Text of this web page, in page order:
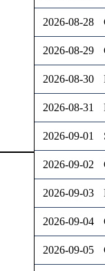
2026-08-28
2026-08-29
2026-08-30
2026-08-31
2026-09-01
2026-09-02
2026-09-03
2026-09-04
2026-09-05